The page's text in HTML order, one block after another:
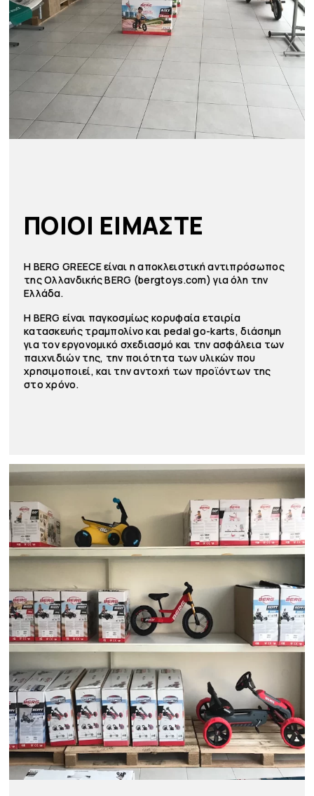
ΠΟΙΟΙ ΕΙΜΑΣΤΕ
Η BERG GREECE είναι η αποκλειστική αντιπρόσωπος
της Ολλανδικής BERG (bergtoys.com) για όλη την
Ελλάδα.
Η BERG είναι παγκοσμίως κορυφαία εταιρία
κατασκευής τραμπολίνο και pedal go-karts, διάσημη
για τον εργονομικό σχεδιασμό και την ασφάλεια των
παιχνιδιών της, την ποιότητα των υλικών που
χρησιμοποιεί, και την αντοχή των προϊόντων της
στο χρόνο.